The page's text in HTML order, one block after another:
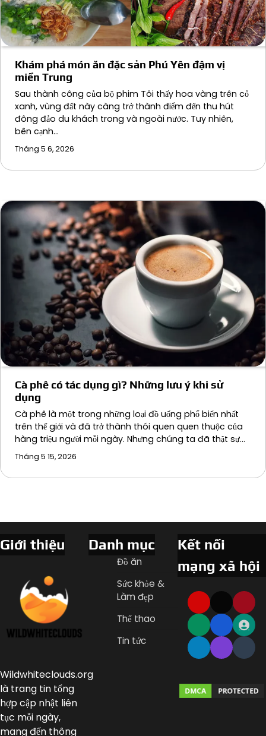
Khám phá món ăn đặc sản Phú Yên đậm vị
miền Trung
Sau thành công của bộ phim Tôi thấy hoa vàng trên cỏ
xanh, vùng đất này càng trở thành điểm đến thu hút
đông đảo du khách trong và ngoài nước. Tuy nhiên,
bên cạnh…
Tháng 5 6, 2026
Cà phê có tác dụng gì? Những lưu ý khi sử
dụng
Cà phê là một trong những loại đồ uống phổ biến nhất
trên thế giới và đã trở thành thói quen quen thuộc của
hàng triệu người mỗi ngày. Nhưng chúng ta đã thật sự…
Tháng 5 15, 2026
Giới thiệu
Wildwhiteclouds.org
là trang tin tổng
hợp cập nhật liên
tục mỗi ngày,
mang đến thông
Danh mục
Đồ ăn
Sức khỏe &
Làm đẹp
Thể thao
Tin tức
Kết nối
mạng xã hội